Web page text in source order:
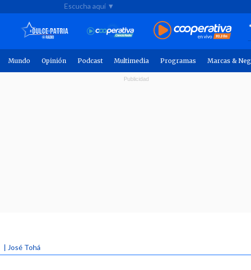
Escucha aquí ▼
Mundo Opinión Podcast Multimedia Programas Marcas &
| José Tohá